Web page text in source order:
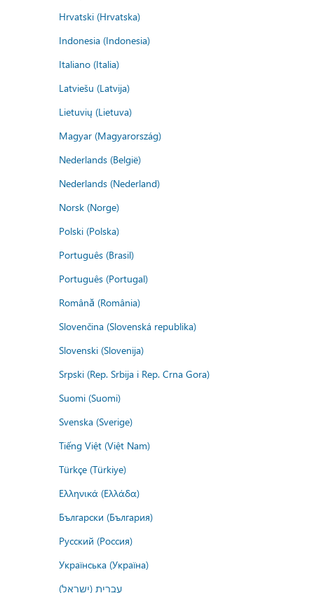
Hrvatski (Hrvatska)
Indonesia (Indonesia)
Italiano (Italia)
Latviešu (Latvija)
Lietuvių (Lietuva)
Magyar (Magyarország)
Nederlands (België)
Nederlands (Nederland)
Norsk (Norge)
Polski (Polska)
Português (Brasil)
Português (Portugal)
Română (România)
Slovenčina (Slovenská republika)
Slovenski (Slovenija)
Srpski (Rep. Srbija i Rep. Crna Gora)
Suomi (Suomi)
Svenska (Sverige)
Tiếng Việt (Việt Nam)
Türkçe (Türkiye)
Ελληνικά (Ελλάδα)
Български (България)
Русский (Россия)
Українська (Україна)
עברית (ישראל)